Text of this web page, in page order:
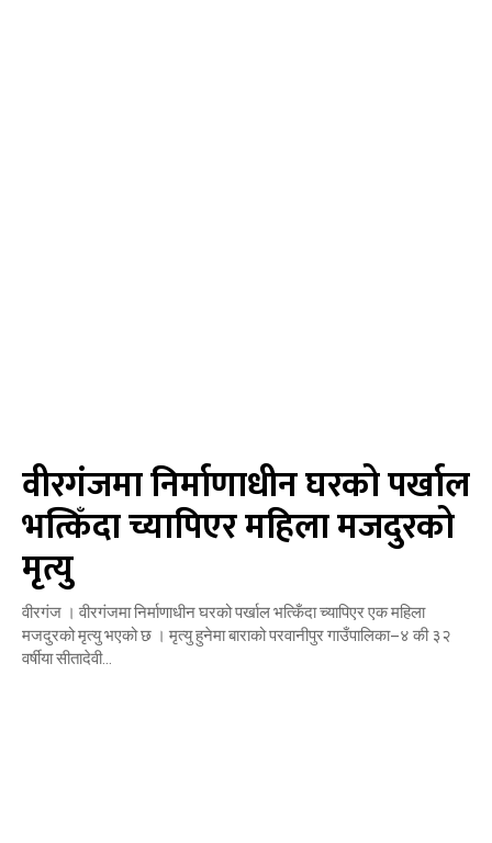
वीरगंजमा निर्माणाधीन घरको पर्खाल
भत्किँदा च्यापिएर महिला मजदुरको
मृत्यु
वीरगंज । वीरगंजमा निर्माणाधीन घरको पर्खाल भत्किँदा च्यापिएर एक महिला
मजदुरको मृत्यु भएको छ । मृत्यु हुनेमा बाराको परवानीपुर गाउँपालिका–४ की ३२
वर्षीया सीतादेवी...